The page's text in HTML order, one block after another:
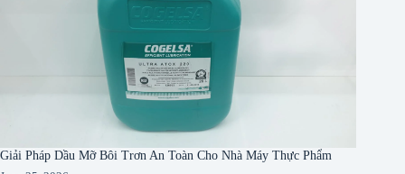
Giải Pháp Dầu Mỡ Bôi Trơn An Toàn Cho Nhà Máy Thực Phẩm